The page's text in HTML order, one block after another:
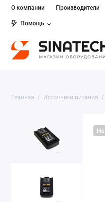
О компании Производители
Помощь
Главная Источники питания